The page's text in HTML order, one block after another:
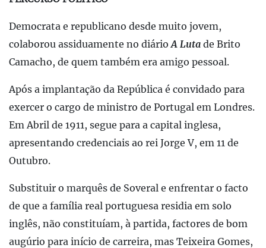
Democrata e republicano desde muito jovem,
colaborou assiduamente no diário A Luta de Brito
Camacho, de quem também era amigo pessoal.
Após a implantação da República é convidado para
exercer o cargo de ministro de Portugal em Londres.
Em Abril de 1911, segue para a capital inglesa,
apresentando credenciais ao rei Jorge V, em 11 de
Outubro.
Substituir o marquês de Soveral e enfrentar o facto
de que a família real portuguesa residia em solo
inglês, não constituíam, à partida, factores de bom
augúrio para início de carreira, mas Teixeira Gomes,